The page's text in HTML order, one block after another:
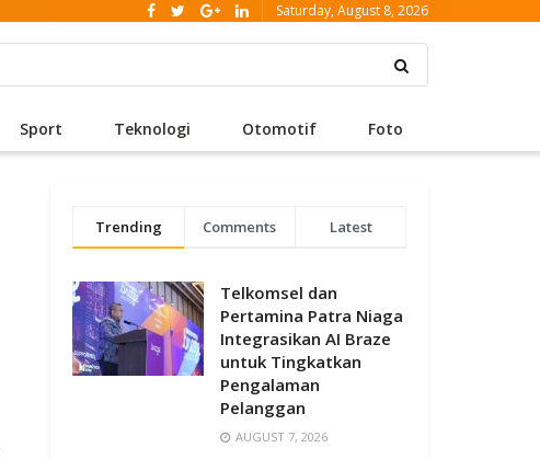
Saturday, August 8, 2026
Sport Teknologi Otomotif Foto
Trending Comments Latest
Telkomsel dan
Pertamina Patra Niaga
Integrasikan AI Braze
untuk Tingkatkan
Pengalaman
Pelanggan
AUGUST 7, 2026